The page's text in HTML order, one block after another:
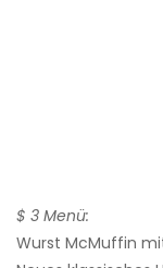
$ 3 Menü:
Wurst McMuffin